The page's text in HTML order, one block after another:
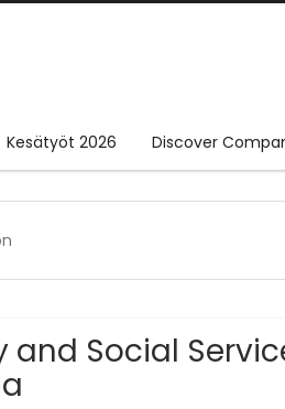
Kesätyöt 2026 Discover
and Social